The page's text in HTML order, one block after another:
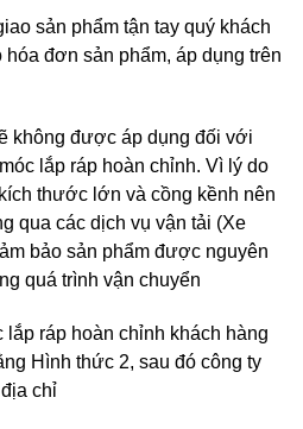
sản phẩm tận tay quý khách
đơn sản phẩm, áp dụng trên
không được áp dụng đối với
lắp ráp hoàn chỉnh. Vì lý do
thước lớn và cồng kềnh nên
qua các dịch vụ vận tải (Xe
bảo sản phẩm được nguyên
quá trình vận chuyển
lắp ráp hoàn chỉnh khách hàng
Hình thức 2, sau đó công ty
chỉ